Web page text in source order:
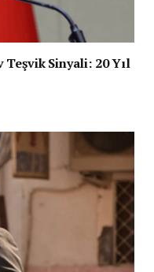
Teşvik Sinyali: 20 Yıl